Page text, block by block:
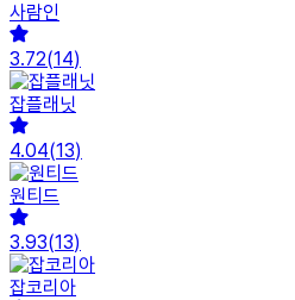
사람인
3.72(14)
잡플래닛
4.04(13)
원티드
3.93(13)
잡코리아